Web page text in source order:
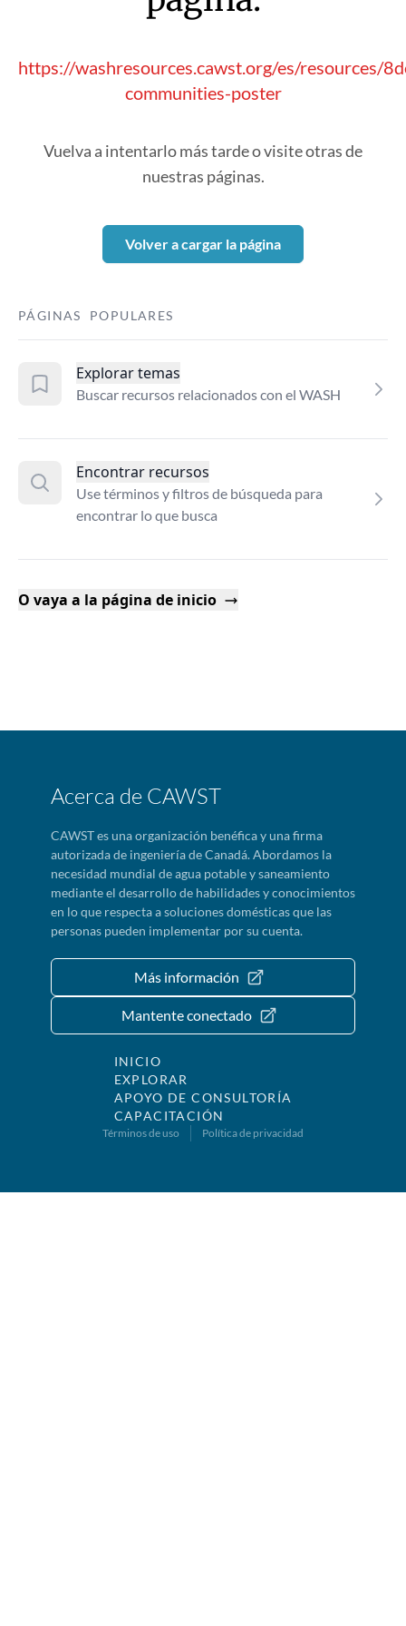
https://washresources.cawst.org/es/resources/
communities-poster
Vuelva a intentarlo más tarde o visite otras de
nuestras páginas.
Volver a cargar la página
PÁGINAS POPULARES
Explorar temas
Buscar recursos relacionados con el WASH
Encontrar recursos
Use términos y filtros de búsqueda para
encontrar lo que busca
O vaya a la página de inicio
Acerca de CAWST
CAWST es una organización benéfica y una firma
autorizada de ingeniería de Canadá. Abordamos la
necesidad mundial de agua potable y saneamiento
mediante el desarrollo de habilidades y conocimientos
en lo que respecta a soluciones domésticas que las
personas pueden implementar por su cuenta.
Más información
Mantente conectado
INICIO
EXPLORAR
APOYO DE CONSULTORÍA
CAPACITACIÓN
Términos de uso Política de privacidad